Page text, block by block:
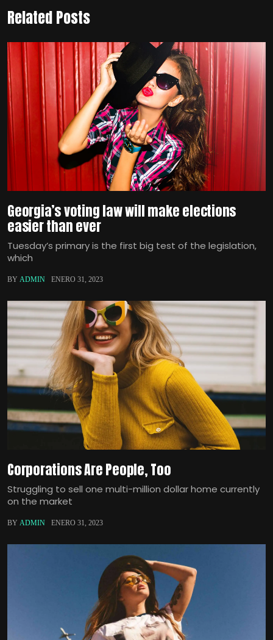
Related Posts
Georgia’s voting law will make elections
easier than ever
Tuesday’s primary is the first big test of the legislation,
which
BY ADMIN ENERO 31, 2023
Corporations Are People, Too
Struggling to sell one multi-million dollar home currently
on the market
BY ADMIN ENERO 31, 2023